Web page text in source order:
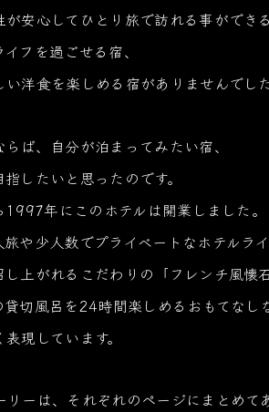
安心してひとり旅で訪れる事ができ
フを過ごせる宿、
洋食を楽しめる宿がありませんでした
ば、自分が泊まってみたい宿、
したいと思ったのです。
年にこのホテルは開業しました。
や少人数でプライベートなホテルラ
上がれるこだわりの「フレンチ風懐石
切風呂を24時間楽しめるおもてなしな
現しています。
ーは、それぞれのページにまとめて